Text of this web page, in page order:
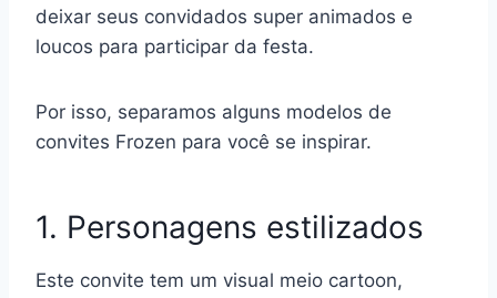
deixar seus convidados super animados e
loucos para participar da festa.
Por isso, separamos alguns modelos de
convites Frozen para você se inspirar.
1. Personagens estilizados
Este convite tem um visual meio cartoon,